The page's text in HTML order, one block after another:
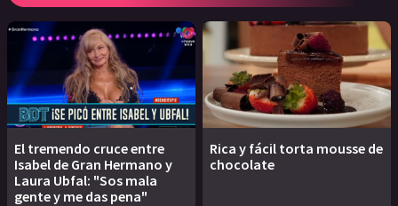
El tremendo cruce entre
Isabel de Gran Hermano y
Laura Ubfal: "Sos mala
gente y me das pena"
Rica y fácil torta mousse de
chocolate